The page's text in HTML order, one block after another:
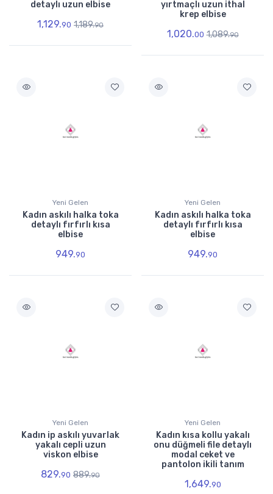
detaylı uzun elbise
1,129.90 1,189.90
yırtmaçlı uzun ithal
krep elbise
1,020.00 1,089.90
Yeni Gelen
Kadın askılı halka toka
detaylı fırfırlı kısa
elbise
949.90
Yeni Gelen
Kadın askılı halka toka
detaylı fırfırlı kısa
elbise
949.90
Yeni Gelen
Kadın ip askılı yuvarlak
yakalı cepli uzun
viskon elbise
829.90 889.90
Yeni Gelen
Kadın kısa kollu yakalı
onu düğmeli file detaylı
modal ceket ve
pantolon ikili tanım
1,649.90